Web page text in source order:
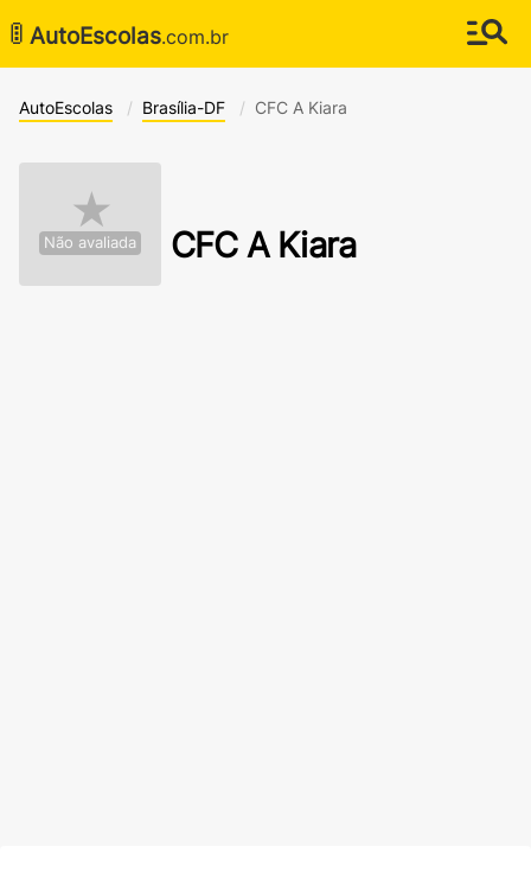
🚦 AutoEscolas.com.br
AutoEscolas Brasília-DF CFC A Kiara
★
Não avaliada CFC A Kiara